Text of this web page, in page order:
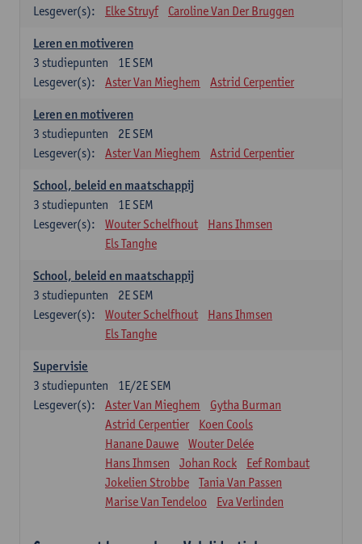
Lesgever(s):
Elke Struyf Caroline Van Der Bruggen
Leren en motiveren
1E SEM
3 studiepunten
Lesgever(s):
Aster Van Mieghem Astrid Cerpentier
Leren en motiveren
2E SEM
3 studiepunten
Lesgever(s):
Aster Van Mieghem Astrid Cerpentier
School, beleid en maatschappij
1E SEM
3 studiepunten
Lesgever(s):
Wouter Schelfhout
Hans Ihmsen
Els Tanghe
School, beleid en maatschappij
2E SEM
3 studiepunten
Lesgever(s):
Wouter Schelfhout
Hans Ihmsen
Els Tanghe
Supervisie
1E/2E SEM
3 studiepunten
Lesgever(s):
Aster Van Mieghem
Gytha Burman
Astrid Cerpentier
Koen Cools
Hanane Dauwe
Wouter Delée
Hans Ihmsen
Johan Rock
Eef Rombaut
Jokelien Strobbe
Tania Van Passen
Marise Van Tendeloo
Eva Verlinden